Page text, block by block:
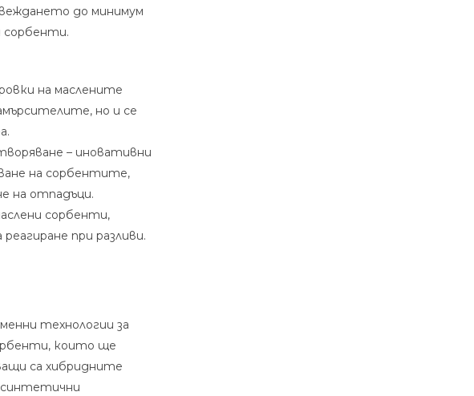
до минимум
сорбенти.
на маслените
но и се
– иновативни
на сорбентите,
на отпадъци.
сорбенти,
при разливи.
технологии за
които ще
са хибридните
синтетични